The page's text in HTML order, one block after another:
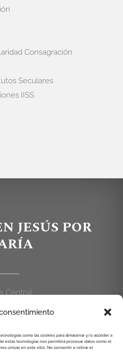
como las cookies para almacenar y/o acceder a
estas tecnologías nos permitirá procesar datos como el
únicas en este sitio. No consentir o retirar el
Consagración
Seculares
IISS
JESÚS POR
Central
Cisneros, 55
462 114